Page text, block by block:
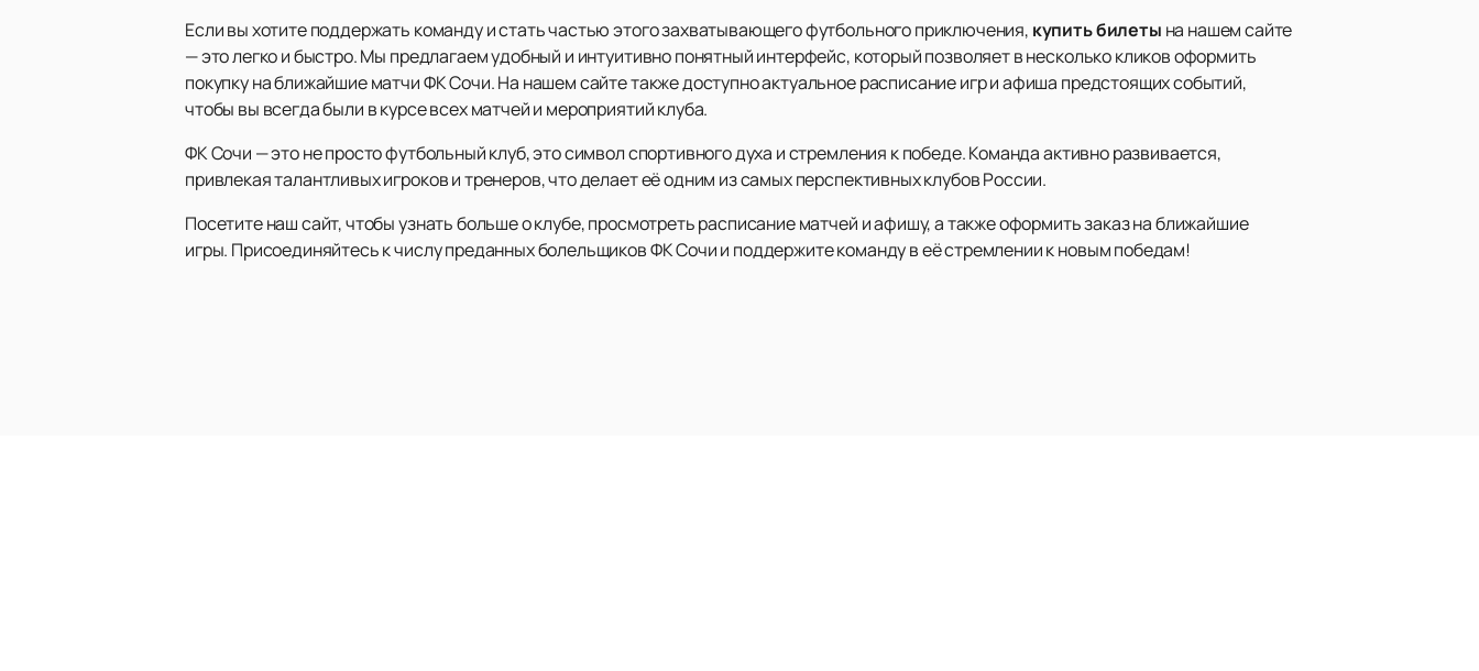
Если вы хотите поддержать команду и стать частью этого захватывающего футбольного приключения, купить билеты на нашем сайте
— это легко и быстро. Мы предлагаем удобный и интуитивно понятный интерфейс, который позволяет в несколько кликов оформить
покупку на ближайшие матчи ФК Сочи. На нашем сайте также доступно актуальное расписание игр и афиша предстоящих событий,
чтобы вы всегда были в курсе всех матчей и мероприятий клуба.
ФК Сочи — это не просто футбольный клуб, это символ спортивного духа и стремления к победе. Команда активно развивается,
привлекая талантливых игроков и тренеров, что делает её одним из самых перспективных клубов России.
Посетите наш сайт, чтобы узнать больше о клубе, просмотреть расписание матчей и афишу, а также оформить заказ на ближайшие
игры. Присоединяйтесь к числу преданных болельщиков ФК Сочи и поддержите команду в её стремлении к новым победам!